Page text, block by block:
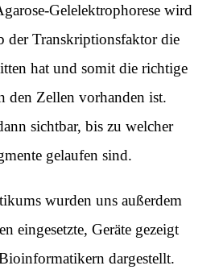
Gelelektrophorese wird
der Transkriptionsfaktor die
hat und somit die richtige
den Zellen vorhanden ist.
sichtbar, bis zu welcher
gelaufen sind.
wurden uns außerdem
eingesetzte, Geräte gezeigt
dargestellt.